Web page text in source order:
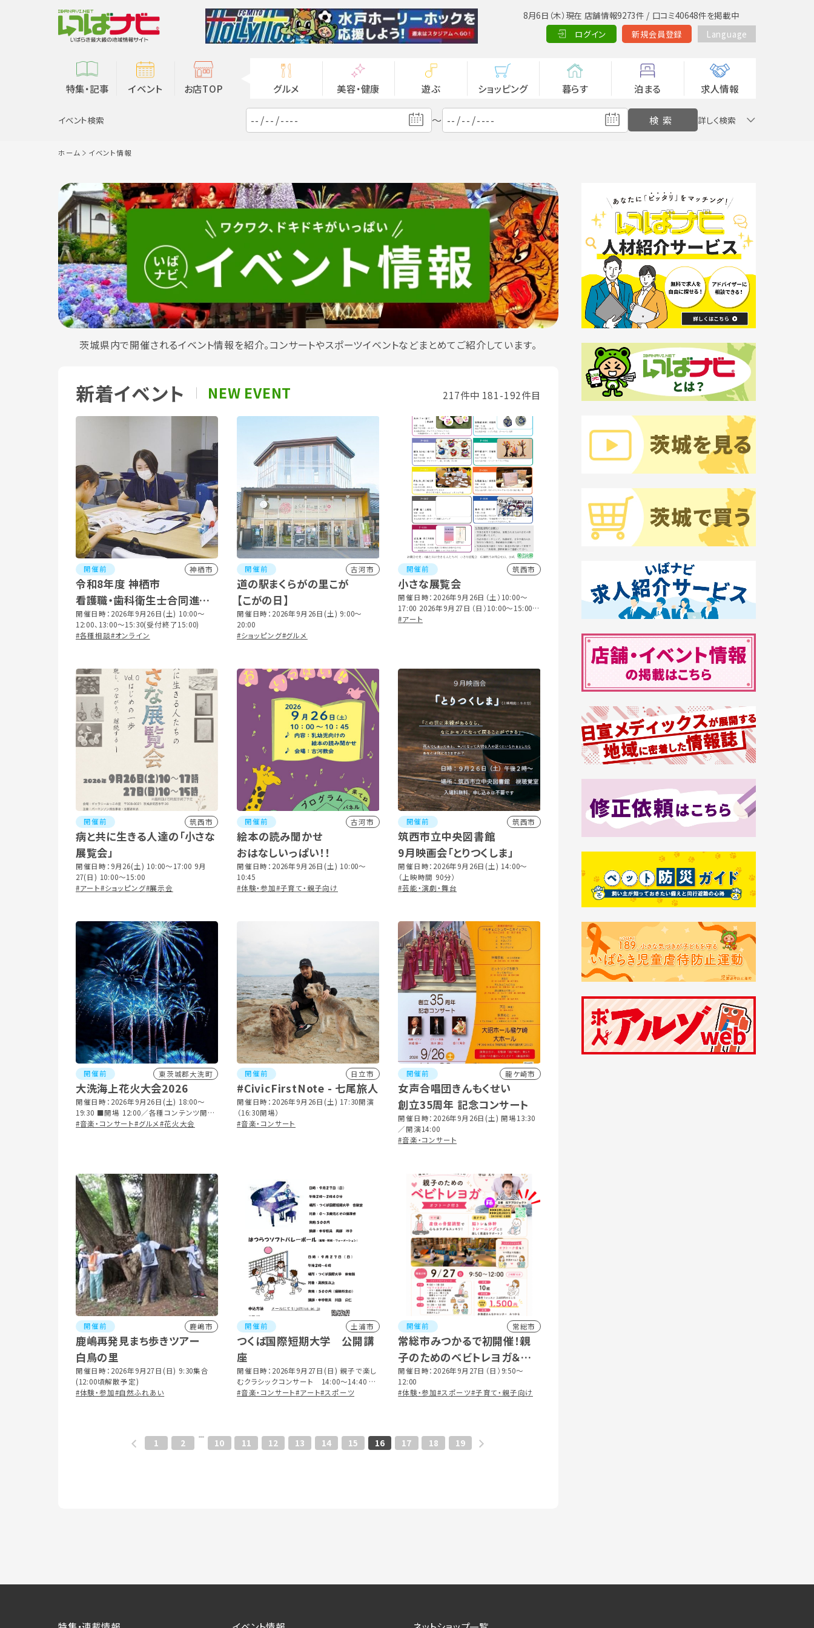
8月6日（木）現在 店舗情報9273件 / 口コミ40648件を掲載中
ログイン
新規会員登録 Language
特集・記事 イベント お店TOP グルメ 美容・健康 遊ぶ ショッピング 暮らす 泊まる 求人情報
イベント検索 ～ 詳しく検索
ホーム イベント情報
茨城県内で開催されるイベント情報を紹介。コンサートやスポーツイベントなどまとめてご紹介しています。
新着イベント NEW EVENT 217件中 181-192件目
開催前 神栖市
令和8年度 神栖市
看護職・歯科衛生士合同進学・
就職相談会
開催日時：2026年9月26日(土) 10:00～
12:00、13:00～15:30(受付終了15:00)
#各種相談#オンライン
開催前 古河市
道の駅まくらがの里こが
【こがの日】
開催日時：2026年9月26日(土) 9:00～
20:00
#ショッピング#グルメ
開催前 筑西市
小さな展覧会
開催日時：2026年9月26日（土）10:00～
17:00 2026年9月27日（日）10:00～15:00
※最終日は15:00展示終了予定
#アート
開催前 筑西市
病と共に生きる人達の「小さな
展覧会」
開催日時：9月26(土) 10:00～17:00 9月
27(日) 10:00～15:00
#アート#ショッピング#展示会
開催前 古河市
絵本の読み聞かせ
おはなしいっぱい！！
開催日時：2026年9月26日(土) 10:00～
10:45
#体験・参加#子育て・親子向け
開催前 筑西市
筑西市立中央図書館
9月映画会「とりつくしま」
開催日時：2026年9月26日(土) 14:00～
（上映時間 90分）
#芸能・演劇・舞台
開催前 東茨城郡大洗町
大洗海上花火大会2026
開催日時：2026年9月26日(土) 18:00～
19:30 ■開場 12:00／各種コンテンツ開始
13:00／終演 21:00 ※荒天時、花火のみ翌
#音楽・コンサート#グルメ#花火大会
開催前 日立市
#CivicFirstNote - 七尾旅人
開催日時：2026年9月26日(土) 17:30開演
（16:30開場）
#音楽・コンサート
開催前 龍ケ崎市
女声合唱団きんもくせい
創立35周年 記念コンサート
開催日時：2026年9月26日(土) 開場13:30
／開演14:00
#音楽・コンサート
開催前 鹿嶋市
鹿嶋再発見まち歩きツアー
白鳥の里
開催日時：2026年9月27日(日) 9:30集合
(12:00頃解散予定)
#体験・参加#自然ふれあい
開催前 土浦市
つくば国際短期大学 公開講
座
開催日時：2026年9月27日(日) 親子で楽し
むクラシックコンサート 14:00～14:40 は
つらつソフトバレーボール 14:00～16:00
#音楽・コンサート#アート#スポーツ
開催前 常総市
常総市みつかるで初開催！親
子のためのベビトレヨガ＆マ
マのオフトーク会
開催日時：2026年9月27日（日）9:50〜
12:00
#体験・参加#スポーツ#子育て・親子向け
1 2 10 11 12 13 14 15 16 17 18 19